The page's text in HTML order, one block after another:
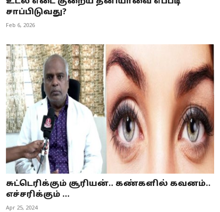
சாப்பிடுவது?
Feb 6, 2026
சுட்டெரிக்கும் சூரியன்.. கண்களில் கவனம்..
எச்சரிக்கும் ...
Apr 25, 2024